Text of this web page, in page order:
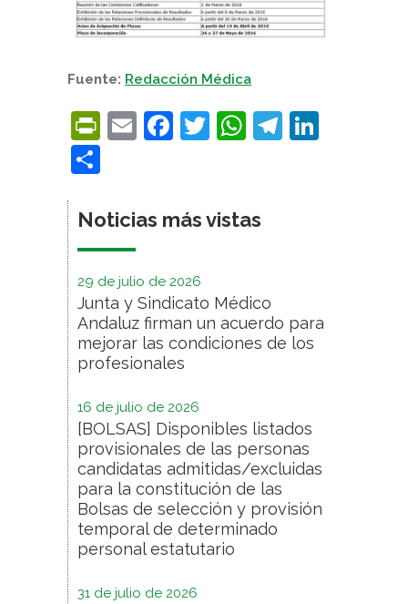
Fuente: Redacción Médica
PrintFriendly
EmailFacebook
Twitter
WhatsApp
Noticias más vistas
29 de julio de 2026
Junta y Sindicato Médico
Andaluz firman un acuerdo para
mejorar las condiciones de los
profesionales
16 de julio de 2026
[BOLSAS] Disponibles listados
provisionales de las personas
candidatas admitidas/excluidas
para la constitución de las
Bolsas de selección y provisión
temporal de determinado
personal estatutario
31 de julio de 2026